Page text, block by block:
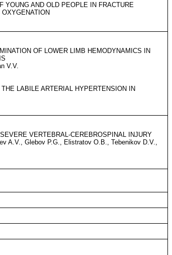
YOUNG AND OLD PEOPLE IN FRACTURE
OF LOWER LIMB HEMODYNAMICS IN
V.V.
LABILE ARTERIAL HYPERTENSION IN
VERTEBRAL-CEREBROSPINAL INJURY
A.V., Glebov P.G., Elistratov O.B., Tebenikov D.V.,